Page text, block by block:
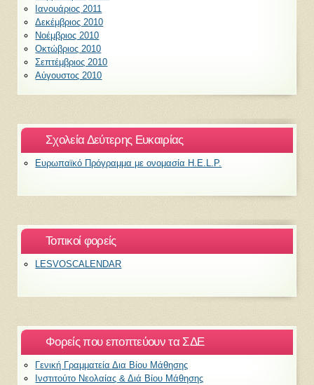
Ιανουάριος 2011
Δεκέμβριος 2010
Νοέμβριος 2010
Οκτώβριος 2010
Σεπτέμβριος 2010
Αύγουστος 2010
Σχολεία Δεύτερης Ευκαιρίας
Ευρωπαϊκό Πρόγραμμα με ονομασία H.E.L.P.
Τοπικοί φορείς
LESVOSCALENDAR
Φορείς που εποπτεύουν τα ΣΔΕ
Γενική Γραμματεία Δια Βίου Μάθησης
Ινστιτούτο Νεολαίας & Διά Βίου Μάθησης